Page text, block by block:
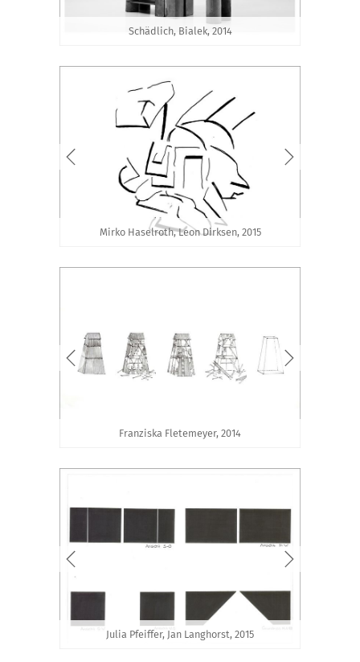
Schädlich, Bialek, 2014
Mirko Haselroth, Leon Dirksen, 2015
Franziska Fletemeyer, 2014
Julia Pfeiffer, Jan Langhorst, 2015